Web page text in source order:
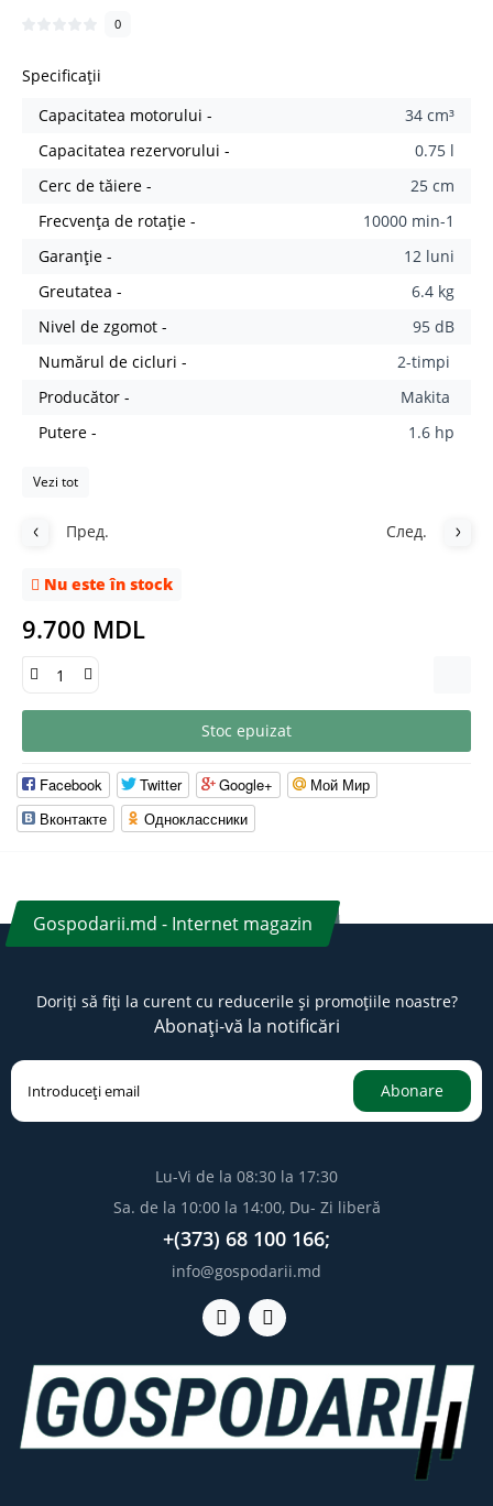
0
Specificații
Capacitatea motorului -
34 cm³
Capacitatea rezervorului -
0.75 l
Cerc de tăiere -
25 cm
Frecvența de rotație -
10000 min-1
Garanție -
12 luni
Greutatea -
6.4 kg
Nivel de zgomot -
95 dB
Numărul de cicluri -
2-timpi
Producător -
Makita
Putere -
1.6 hp
Vezi tot
Пред. След.
Nu este în stock
9.700 MDL
Stoc epuizat
Facebook Twitter Google+
Мой Мир
Вконтакте
Одноклассники
Gospodarii.md - Internet magazin
Doriți să fiți la curent cu reducerile și promoțiile noastre?
Abonați-vă la notificări
Abonare
Lu-Vi de la 08:30 la 17:30
Sa. de la 10:00 la 14:00, Du- Zi liberă
+(373) 68 100 166;
info@gospodarii.md